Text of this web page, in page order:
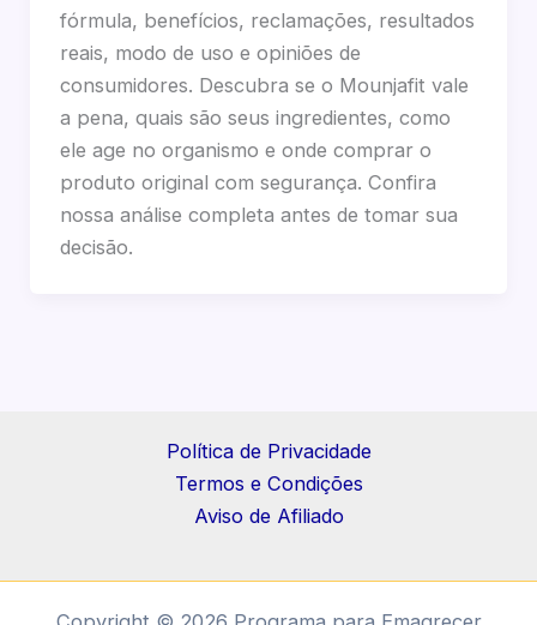
fórmula, benefícios, reclamações, resultados
reais, modo de uso e opiniões de
consumidores. Descubra se o Mounjafit vale
a pena, quais são seus ingredientes, como
ele age no organismo e onde comprar o
produto original com segurança. Confira
nossa análise completa antes de tomar sua
decisão.
Política de Privacidade
Termos e Condições
Aviso de Afiliado